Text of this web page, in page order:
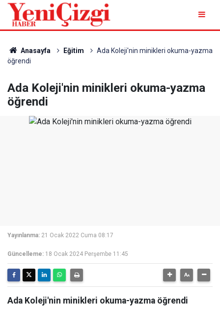
Anasayfa Eğitim
Ada Koleji'nin minikleri okuma-yazma
öğrendi
Ada Koleji'nin minikleri okuma-yazma
öğrendi
Yayınlanma: 21 Ocak 2022 Cuma 08:17
Güncelleme: 18 Ocak 2024 Perşembe 11:45
Ada Koleji'nin minikleri okuma-yazma öğrendi